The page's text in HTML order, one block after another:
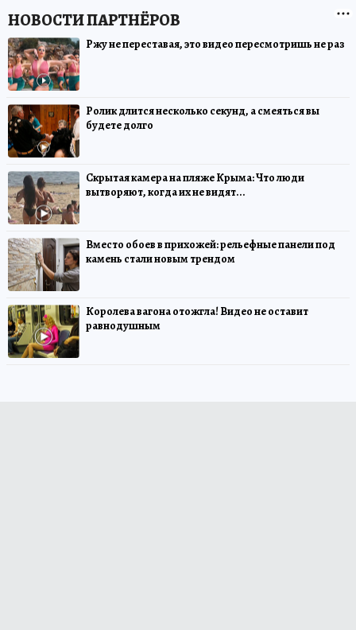
Ржу не переставая, это видео пересмотришь не раз
Ролик длится несколько секунд, а смеяться вы
будете долго
Скрытая камера на пляже Крыма: Что люди
вытворяют, когда их не видят...
Вместо обоев в прихожей: рельефные панели под
камень стали новым трендом
Королева вагона отожгла! Видео не оставит
равнодушным